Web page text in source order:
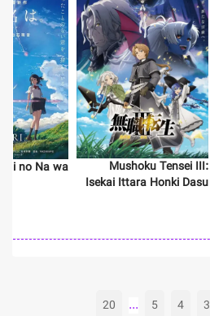
Mushoku Tensei III:
Isekai Ittara Honki Dasu
no Na wa.
3
4
5
...
20